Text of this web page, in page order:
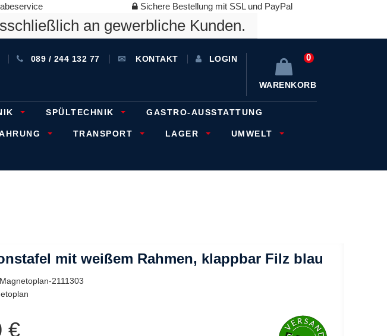
Sichere Bestellung mit SSL und PayPal
an gewerbliche Kunden.
089 / 244 132 77 KONTAKT LOGIN 0
WARENKORB
SPÜLTECHNIK GASTRO-AUSSTATTUNG
TRANSPORT LAGER UMWELT
mit weißem Rahmen, klappbar Filz blau
Magnetoplan-2111303
€